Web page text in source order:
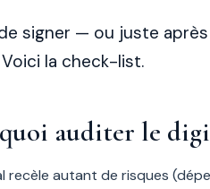
signer — ou juste
la check-list.
auditer le
recèle autant de risques